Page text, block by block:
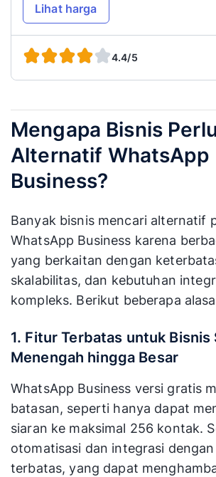
Lihat harga
4.4/5
Mengapa Bisnis
Alternatif WhatsApp
Business?
Banyak bisnis mencari alternatif
WhatsApp Business karena
yang berkaitan dengan
skalabilitas, dan kebutuhan
kompleks. Berikut beberapa
1. Fitur Terbatas untuk Bisnis
Menengah hingga Besar
WhatsApp Business versi gratis
batasan, seperti hanya dapat
siaran ke maksimal 256 kontak.
otomatisasi dan integrasi
terbatas, yang dapat